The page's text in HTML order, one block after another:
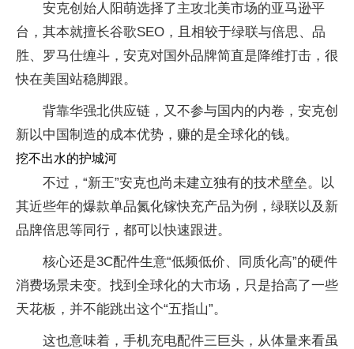
安克创始人阳萌选择了主攻北美市场的亚马逊平
台，其本就擅长谷歌SEO，且相较于绿联与倍思、品
胜、罗马仕缠斗，安克对国外品牌简直是降维打击，很
快在美国站稳脚跟。
背靠华强北供应链，又不参与国内的内卷，安克创
新以中国制造的成本优势，赚的是全球化的钱。
挖不出水的护城河
不过，“新王”安克也尚未建立独有的技术壁垒。以
其近些年的爆款单品氮化镓快充产品为例，绿联以及新
品牌倍思等同行，都可以快速跟进。
核心还是3C配件生意“低频低价、同质化高”的硬件
消费场景未变。找到全球化的大市场，只是抬高了一些
天花板，并不能跳出这个“五指山”。
这也意味着，手机充电配件三巨头，从体量来看虽